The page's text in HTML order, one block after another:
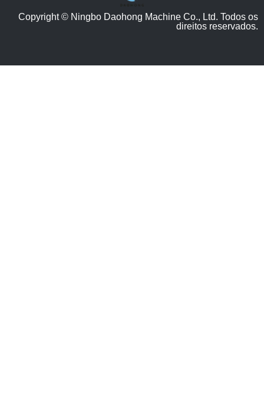
Copyright © Ningbo Daohong Machine Co., Ltd. Todos os
direitos reservados.